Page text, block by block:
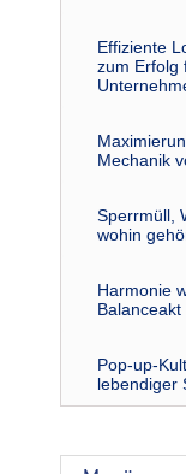
Effiziente
zum Erfolg
Mechanik
Sperrmüll,
wohin
Harmonie
Pop-up-
lebendiger